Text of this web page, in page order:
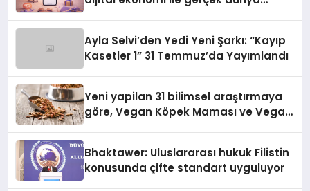
Ayla Selvi’den Yedi Yeni Şarkı: “Kayıp
Kasetler 1” 31 Temmuz’da Yayımlandı
Yeni yapilan 31 bilimsel araştırmaya
göre, Vegan Köpek Maması ve Vegan
Bhaktawer: Uluslararası hukuk Filistin
konusunda çifte standart uyguluyor